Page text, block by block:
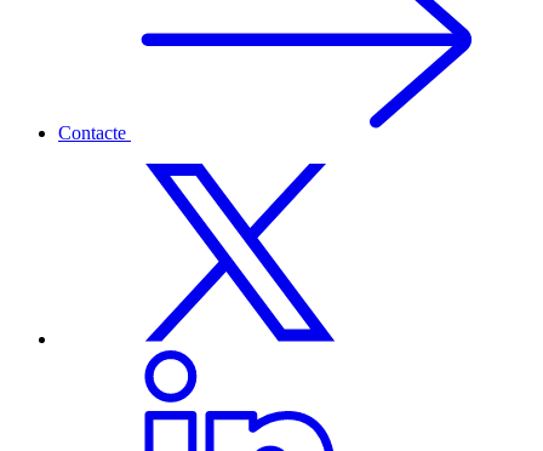
Contacte